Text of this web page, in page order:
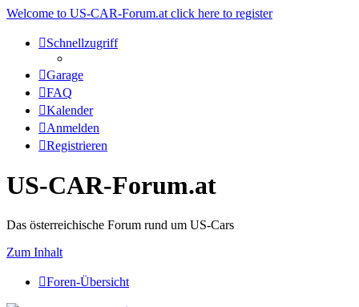
Welcome to US-CAR-Forum.at click here to register
Schnellzugriff
Garage
FAQ
Kalender
Anmelden
Registrieren
US-CAR-Forum.at
Das österreichische Forum rund um US-Cars
Zum Inhalt
Foren-Übersicht